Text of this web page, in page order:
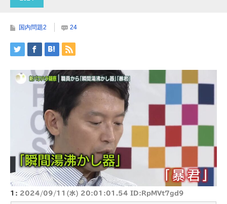
国内問題2 24
1: 2024/09/11(水) 20:01:01.54 ID:RpMVt7gd9